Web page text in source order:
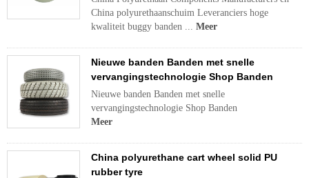
China polyurethaanschuim Leveranciers hoge
kwaliteit buggy banden ... Meer
Nieuwe banden Banden met snelle
vervangingstechnologie Shop Banden
Nieuwe banden Banden met snelle
vervangingstechnologie Shop Banden
Meer
China polyurethane cart wheel solid PU
rubber tyre